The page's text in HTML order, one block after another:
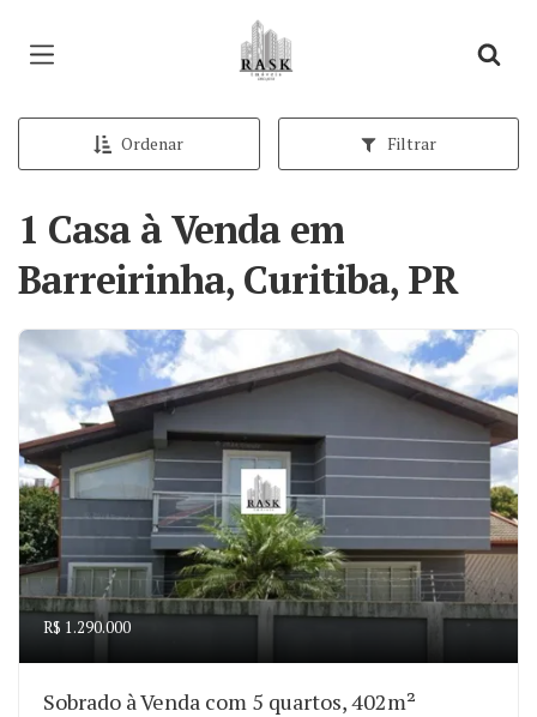
Página inicial
Ordenar Filtrar
1 Casa à Venda em
Barreirinha, Curitiba, PR
R$ 1.290.000
Sobrado à Venda com 5 quartos, 402m²